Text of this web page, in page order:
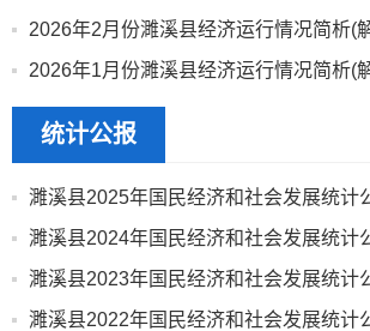
2026年2月份濉溪县经济运行情况简析(
2026年1月份濉溪县经济运行情况简析(
统计公报
濉溪县2025年国民经济和社会发展统计
濉溪县2024年国民经济和社会发展统计
濉溪县2023年国民经济和社会发展统计
濉溪县2022年国民经济和社会发展统计